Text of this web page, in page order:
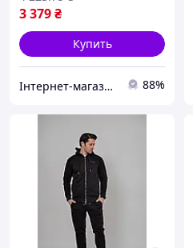
3 379₴
Купить
Інтернет-магазин Min Price 88%